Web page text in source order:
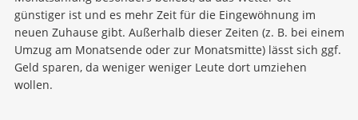
günstiger ist und es mehr Zeit für die Eingewöhnung im
neuen Zuhause gibt. Außerhalb dieser Zeiten (z. B. bei einem
Umzug am Monatsende oder zur Monatsmitte) lässt sich ggf.
Geld sparen, da weniger weniger Leute dort umziehen
wollen.